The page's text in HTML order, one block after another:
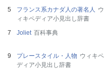
フランス系カナダ人の著名人 ウ
ィキペディア小見出し辞書
Joliet 百科事典
プレースタイル・人物 ウィキペ
ディア小見出し辞書